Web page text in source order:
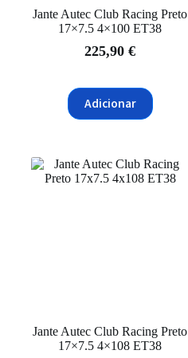
Jante Autec Club Racing Preto
17×7.5 4×100 ET38
225,90€
Adicionar
Jante Autec Club Racing Preto
17×7.5 4×108 ET38